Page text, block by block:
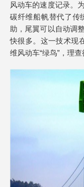
风动车的速度记录。
碳纤维船帆替代了传
助，尾翼可以自动调
快很多。这一技术现
维风动车“绿鸟”，理